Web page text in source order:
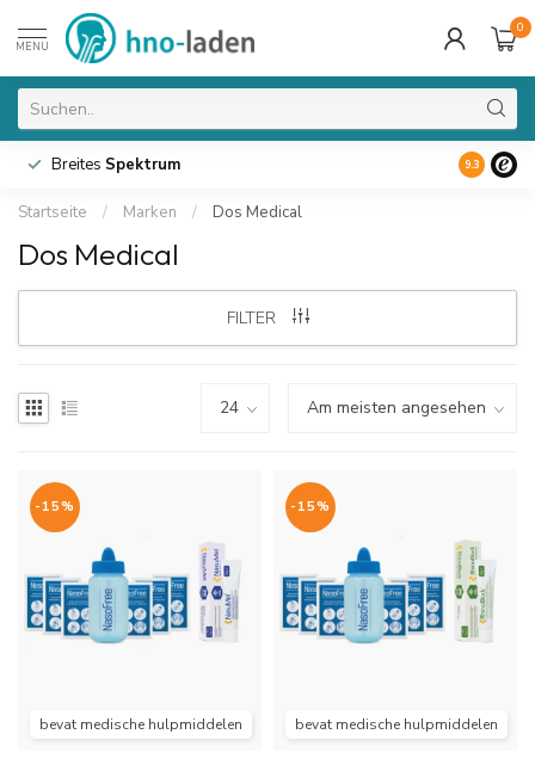
MENU
0
Breites Spektrum 9.3
Startseite / Marken / Dos Medical
Dos Medical
FILTER
bevat medische hulpmiddelen
-15%
bevat medische hulpmiddelen
-15%